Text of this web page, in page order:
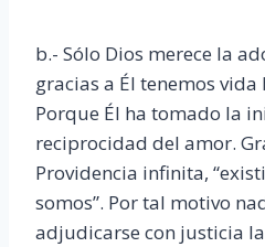
b.- Sólo Dios merece la
gracias a Él tenemos
Porque Él ha tomado la
reciprocidad del amor.
Providencia infinita,
somos”. Por tal motivo
adjudicarse con justicia